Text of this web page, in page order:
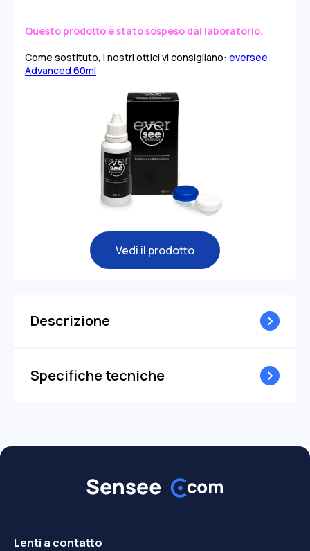
Questo prodotto è stato sospeso dal laboratorio.
Come sostituto, i nostri ottici vi consigliano: eversee
Advanced 60ml
Vedi il prodotto
Descrizione
Specifiche tecniche
Lenti a contatto